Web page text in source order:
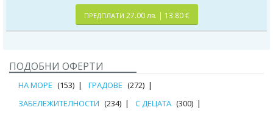
ПРЕДПЛАТИ 27.00 лв. | 13.80 €
ПОДОБНИ ОФЕРТИ
НА МОРЕ (153) ГРАДОВЕ (272)
ЗАБЕЛЕЖИТЕЛНОСТИ (234) С ДЕЦАТА (300)